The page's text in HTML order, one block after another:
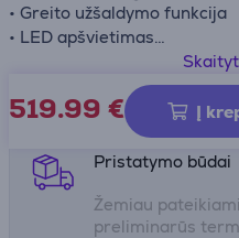
• Greito užšaldymo funkcija
• LED apšvietimas
• Virtuvės baldų gyliui
• Reguliuojama durelių
519.99 € Į
Gaminio informacijos
Pristatymo būdai
Žemiau
preliminarūs